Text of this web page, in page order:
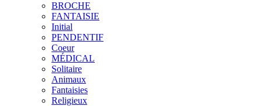
BROCHE
FANTAISIE
Initial
PENDENTIF
Coeur
MÉDICAL
Solitaire
Animaux
Fantaisies
Religieux